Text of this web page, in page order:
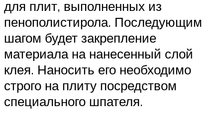
для плит, выполненных из
пенополистирола. Последующим
шагом будет закрепление
материала на нанесенный слой
клея. Наносить его необходимо
строго на плиту посредством
специального шпателя.